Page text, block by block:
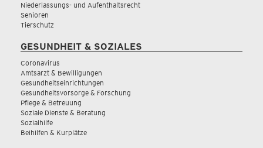
Niederlassungs- und Aufenthaltsrecht
Senioren
Tierschutz
GESUNDHEIT & SOZIALES
Coronavirus
Amtsarzt & Bewilligungen
Gesundheitseinrichtungen
Gesundheitsvorsorge & Forschung
Pflege & Betreuung
Soziale Dienste & Beratung
Sozialhilfe
Beihilfen & Kurplätze